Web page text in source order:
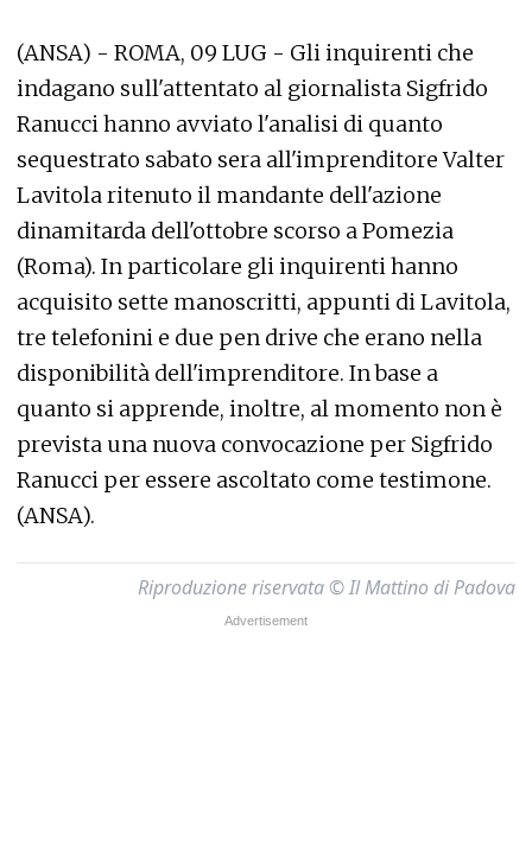
(ANSA) - ROMA, 09 LUG - Gli inquirenti che
indagano sull'attentato al giornalista Sigfrido
Ranucci hanno avviato l'analisi di quanto
sequestrato sabato sera all'imprenditore Valter
Lavitola ritenuto il mandante dell'azione
dinamitarda dell'ottobre scorso a Pomezia
(Roma). In particolare gli inquirenti hanno
acquisito sette manoscritti, appunti di Lavitola,
tre telefonini e due pen drive che erano nella
disponibilità dell'imprenditore. In base a
quanto si apprende, inoltre, al momento non è
prevista una nuova convocazione per Sigfrido
Ranucci per essere ascoltato come testimone.
(ANSA).
Riproduzione riservata © Il Mattino di Padova